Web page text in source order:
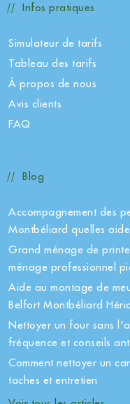
Infos pratiques
Simulateur de tarifs
Tableau des tarifs
À propos de nous
Avis clients
FAQ
Blog
Accompagnement des
Montbéliard quelles
Grand ménage de
ménage professionnel
Aide au montage de
Belfort Montbéliard
Nettoyer un four sans
fréquence et conseils
Comment nettoyer un
taches et entretien